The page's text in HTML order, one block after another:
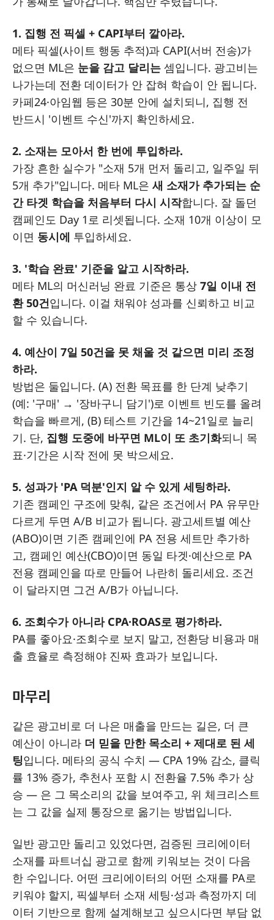
1. 집행 전 픽셀 + CAPI부터 깔아라.
메타 픽셀(사이트 행동 추적)과 CAPI(서버 전송)가
없으면 ML은 눈을 감고 달리는 셈입니다. 광고비는
나가는데 전환 데이터가 안 잡혀 학습이 안 됩니다.
카페24·아임웹 등은 30분 안에 설치되니, 집행 전
반드시 '이벤트 수신'까지 확인하세요.
2. 소재는 모아서 한 번에 투입하라.
가장 흔한 실수가 "소재 5개 먼저 돌리고, 일주일 뒤
5개 추가"입니다. 메타 ML은 새 소재가 추가되는 순
간 타겟 학습을 처음부터 다시 시작합니다. 잘 돌던
캠페인도 Day 1로 리셋됩니다. 소재 10개 이상이 모
이면 동시에 투입하세요.
3. '학습 완료' 기준을 알고 시작하라.
메타 ML의 머신러닝 완료 기준은 통상 7일 이내 전
환 50건입니다. 이걸 채워야 성과를 신뢰하고 비교
할 수 있습니다.
4. 예산이 7일 50건을 못 채울 것 같으면 미리 조정
하라.
방법은 둘입니다. (A) 전환 목표를 한 단계 낮추기
(예: '구매' → '장바구니 담기')로 이벤트 빈도를 올려
학습을 빠르게, (B) 테스트 기간을 14~21일로 늘리
기. 단, 집행 도중에 바꾸면 ML이 또 초기화되니 목
표·기간은 시작 전에 못 박으세요.
5. 성과가 'PA 덕분'인지 알 수 있게 세팅하라.
기존 캠페인 구조에 맞춰, 같은 조건에서 PA 유무만
다르게 두면 A/B 비교가 됩니다. 광고세트별 예산
(ABO)이면 기존 캠페인에 PA 전용 세트만 추가하
고, 캠페인 예산(CBO)이면 동일 타겟·예산으로 PA
전용 캠페인을 따로 만들어 나란히 돌리세요. 조건
이 달라지면 그건 A/B가 아닙니다.
6. 조회수가 아니라 CPA·ROAS로 평가하라.
PA를 좋아요·조회수로 보지 말고, 전환당 비용과 매
출 효율로 측정해야 진짜 효과가 보입니다.
마무리
같은 광고비로 더 나은 매출을 만드는 길은, 더 큰
예산이 아니라 더 믿을 만한 목소리 + 제대로 된 세
팅입니다. 메타의 공식 수치 — CPA 19% 감소, 클릭
률 13% 증가, 추천사 포함 시 전환율 7.5% 추가 상
승 — 은 그 목소리의 값을 보여주고, 위 체크리스트
는 그 값을 실제 통장으로 옮기는 방법입니다.
일반 광고만 돌리고 있었다면, 검증된 크리에이터
소재를 파트너십 광고로 함께 키워보는 것이 다음
한 수입니다. 어떤 크리에이터의 어떤 소재를 PA로
키워야 할지, 픽셀부터 소재 세팅·성과 측정까지 데
이터 기반으로 함께 설계해보고 싶으시다면 부담 없